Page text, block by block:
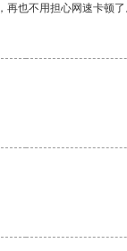
也不用担心网速卡顿